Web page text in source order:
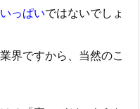
っぱいではないでしょ
界ですから、当然のこ